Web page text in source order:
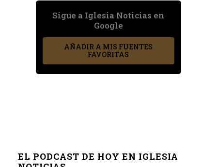
Sigue a Iglesia Noticias en
Google
AÑADIR A MIS FUENTES
FAVORITAS
EL PODCAST DE HOY EN IGLESIA